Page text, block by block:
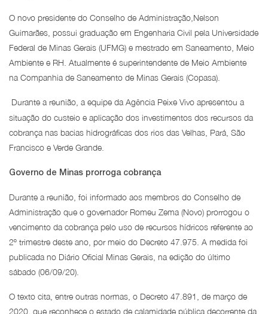
O novo presidente do Conselho de Administração,Nelson
Guimarães, possui graduação em Engenharia Civil pela Universidade
Federal de Minas Gerais (UFMG) e mestrado em Saneamento, Meio
Ambiente e RH. Atualmente é superintendente de Meio Ambiente
na Companhia de Saneamento de Minas Gerais (Copasa).
Durante a reunião, a equipe da Agência Peixe Vivo apresentou a
situação do custeio e aplicação dos investimentos dos recursos da
cobrança nas bacias hidrográficas dos rios das Velhas, Pará, São
Francisco e Verde Grande.
Governo de Minas prorroga cobrança
Durante a reunião, foi informado aos membros do Conselho de
Administração que o governador Romeu Zema (Novo) prorrogou o
vencimento da cobrança pelo uso de recursos hídricos referente ao
2º trimestre deste ano, por meio do Decreto 47.975. A medida foi
publicada no Diário Oficial Minas Gerais, na edição do último
sábado (06/09/20).
O texto cita, entre outras normas, o Decreto 47.891, de março de
2020, que reconhece o estado de calamidade pública decorrente da